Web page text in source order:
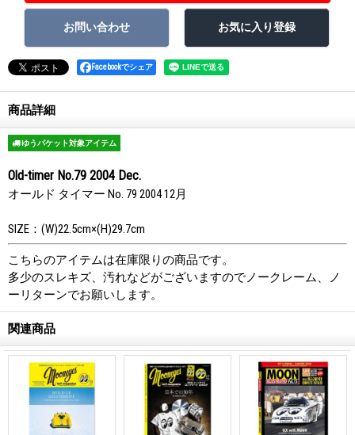
Facebookでシェア
商品詳細
ゆうパケット対象アイテム
Old-timer No.79 2004 Dec.
オールド タイマー No. 79 2004 12月
SIZE：(W)22.5cm×(H)29.7cm
こちらのアイテムは在庫限りの商品です。
多少のスレキズ、汚れなどがございますのでノークレーム、ノ
ーリターンでお願いします。
関連商品